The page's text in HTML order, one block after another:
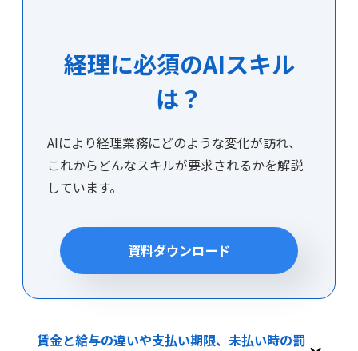
経理に必須のAIスキル
は？
AIにより経理業務にどのような変化が訪れ、
これからどんなスキルが要求されるかを解説
しています。
資料ダウンロード
賃金と給与の違いや支払い期限、未払い時の罰